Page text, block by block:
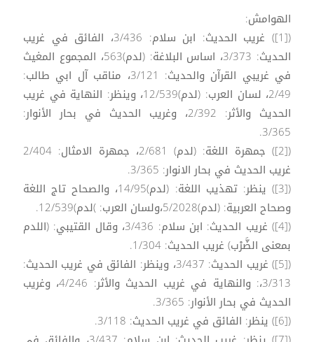
الهوامش:
([1]) غريب الحديث: ابن سلام: 3/436، الفائق في غريب
الحديث: 3/373، اساس البلاغة: (لدم)563، المجموع المغيث
في غريبي القرآن والحديث: 3/121، مناقب آل ابي طالب:
2/49، لسان العرب: (لدم)12/539، وينظر: النهاية في غريب
الحديث والأثر: 2/392، وغريب الحديث في بحار الأنوار:
3/365.
([2]) جمهرة اللغة: (لدم) 2/681، جمهرة الامثال: 2/404
غريب الحديث في بحار الانوار: 3/365.
([3]) ينظر: تهذيب اللغة: (لدم)14/95، والصحاح تاج اللغة
وصحاح العربية: (لدم)5/2028،ولسان العرب: )لدم)12/539.
([4]) غريب الحديث: ابن سلام: 3/436، وقال القتيبي: (اللدم
بمعنى الضَّرْب) غريب الحديث: 1/304.
([5]) غريب الحديث: 3/437، وينظر: الفائق في غريب الحديث:
3/313،: والنهاية في غريب الحديث والأثر: 4/246، وغريب
الحديث في بحار الأنوار: 3/365.
([6]) ينظر: الفائق في غريب الحديث: 3/118.